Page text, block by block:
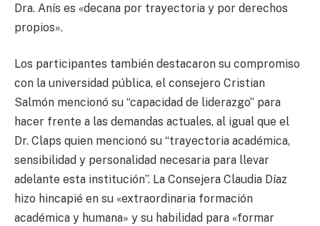
Dra. Anís es «decana por trayectoria y por derechos
propios».
Los participantes también destacaron su compromiso
con la universidad pública, el consejero Cristian
Salmón mencionó su “capacidad de liderazgo” para
hacer frente a las demandas actuales, al igual que el
Dr. Claps quien mencionó su “trayectoria académica,
sensibilidad y personalidad necesaria para llevar
adelante esta institución”. La Consejera Claudia Díaz
hizo hincapié en su «extraordinaria formación
académica y humana» y su habilidad para «formar